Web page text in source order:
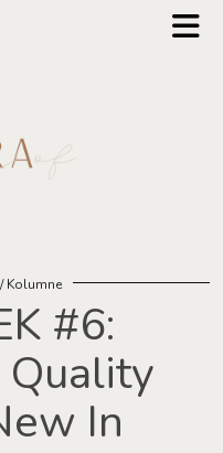
Kolumne
#6:
Quality
In